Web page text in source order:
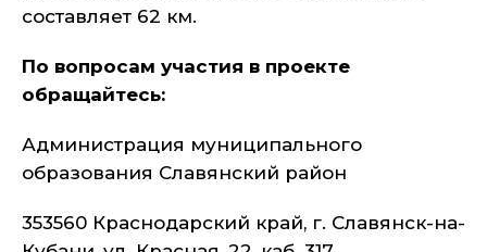
составляет 62 км.
По вопросам участия в проекте
обращайтесь:
Администрация муниципального
образования Славянский район
353560 Краснодарский край, г. Славянск-на-